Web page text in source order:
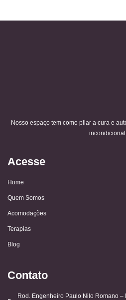
Nosso espaço tem como pilar a cura e
Acesse
Home
Quem Somos
Acomodações
Terapias
Blog
Contato
Rod. Engenheiro Paulo Nilo Romano –